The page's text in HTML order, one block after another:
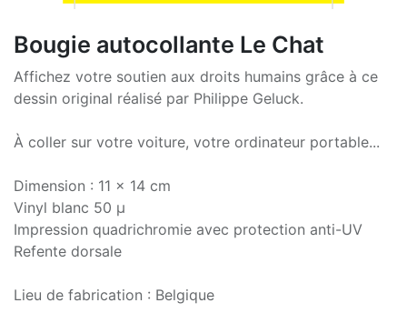
Bougie autocollante Le Chat
Affichez votre soutien aux droits humains grâce à ce
dessin original réalisé par Philippe Geluck.
À coller sur votre voiture, votre ordinateur portable...
Dimension : 11 x 14 cm
Vinyl blanc 50 µ
Impression quadrichromie avec protection anti-UV
Refente dorsale
Lieu de fabrication : Belgique